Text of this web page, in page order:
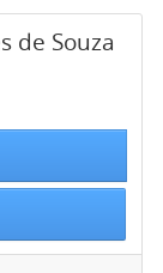
de Souza